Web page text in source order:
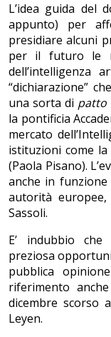
L’idea guida del
appunto) per
presidiare alcuni
per il futuro le
dell’intelligenza
“dichiarazione”
una sorta di patto
la pontificia
mercato
istituzioni come la
(Paola Pisano).
anche in funzione
autorità
Sassoli.
E’ indubbio
preziosa
pubblica
riferimento
dicembre scorso
Leyen.